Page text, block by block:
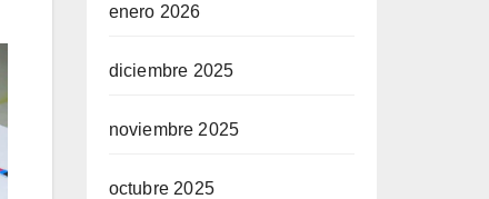
enero 2026
diciembre 2025
noviembre 2025
octubre 2025